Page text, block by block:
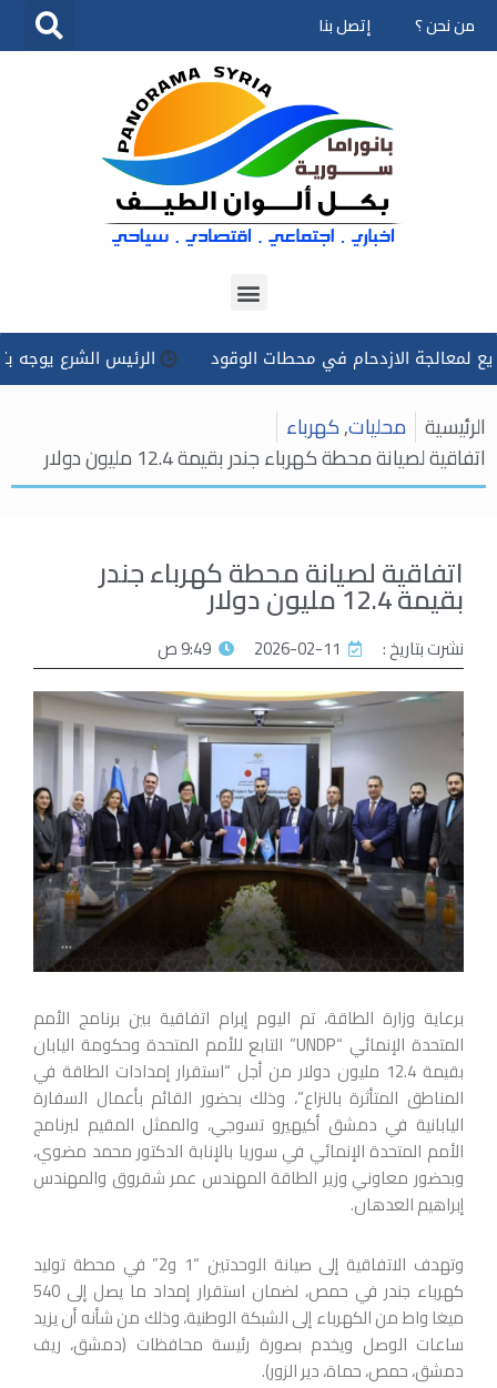
تخطى
من نحن ؟ إتصل بنا
الازدحام في محطات الوقود الرئيس الشرع يوجه بتسخير
الرئيسية محليات,كهرباء
اتفاقية لصيانة محطة كهرباء جندر بقيمة 12.4 مليون دولار
اتفاقية لصيانة محطة كهرباء جندر
بقيمة 12.4 مليون دولار
نشرت بتاريخ : 2026-02-11 9:49 ص
برعاية وزارة الطاقة، تم اليوم إبرام اتفاقية بين برنامج الأمم
المتحدة الإنمائي “UNDP” التابع للأمم المتحدة وحكومة اليابان
بقيمة 12.4 مليون دولار من أجل “استقرار إمدادات الطاقة في
المناطق المتأثرة بالنزاع”، وذلك بحضور القائم بأعمال السفارة
اليابانية في دمشق أكيهيرو تسوجي، والممثل المقيم لبرنامج
الأمم المتحدة الإنمائي في سوريا بالإنابة الدكتور محمد مضوي،
وبحضور معاوني وزير الطاقة المهندس عمر شقروق والمهندس
إبراهيم العدهان.
وتهدف الاتفاقية إلى صيانة الوحدتين “1 و2” في محطة توليد
كهرباء جندر في حمص، لضمان استقرار إمداد ما يصل إلى 540
ميغا واط من الكهرباء إلى الشبكة الوطنية، وذلك من شأنه أن يزيد
ساعات الوصل ويخدم بصورة رئيسة محافظات (دمشق، ريف
دمشق، حمص، حماة، دير الزور).